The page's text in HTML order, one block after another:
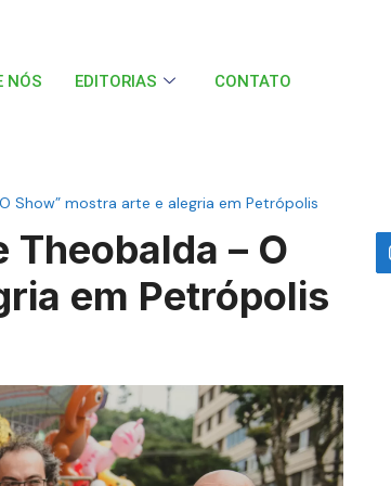
NÓS EDITORIAS CONTATO
Show” mostra arte e alegria em Petrópolis
– O
em Petrópolis